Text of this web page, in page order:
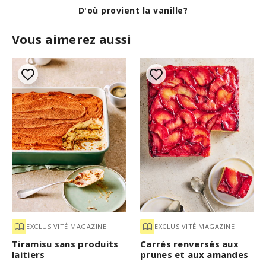
D'où provient la vanille?
Vous aimerez aussi
EXCLUSIVITÉ MAGAZINE
Tiramisu sans produits
laitiers
EXCLUSIVITÉ MAGAZINE
Carrés renversés aux
prunes et aux amandes
d